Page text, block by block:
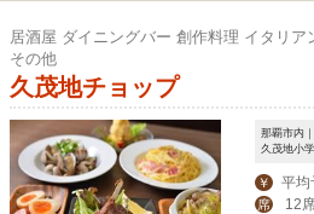
居酒屋 ダイニングバー 創作料理 イタリ
その他
久茂地チョップ
那覇市内
久茂地小
￥ 平均
席 12